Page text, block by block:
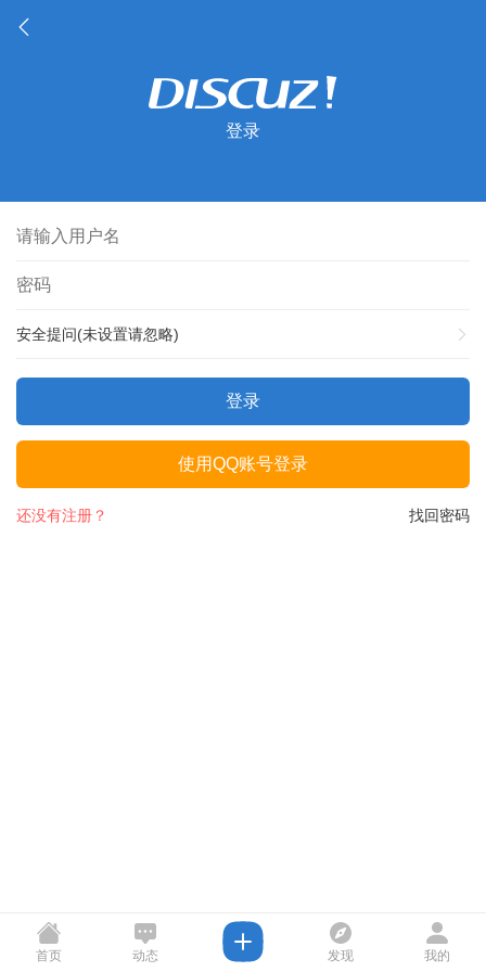
登录
安全提问(未设置请忽略)
登录
使用QQ账号登录
找回密码
还没有注册？
首页 动态 发现 我的